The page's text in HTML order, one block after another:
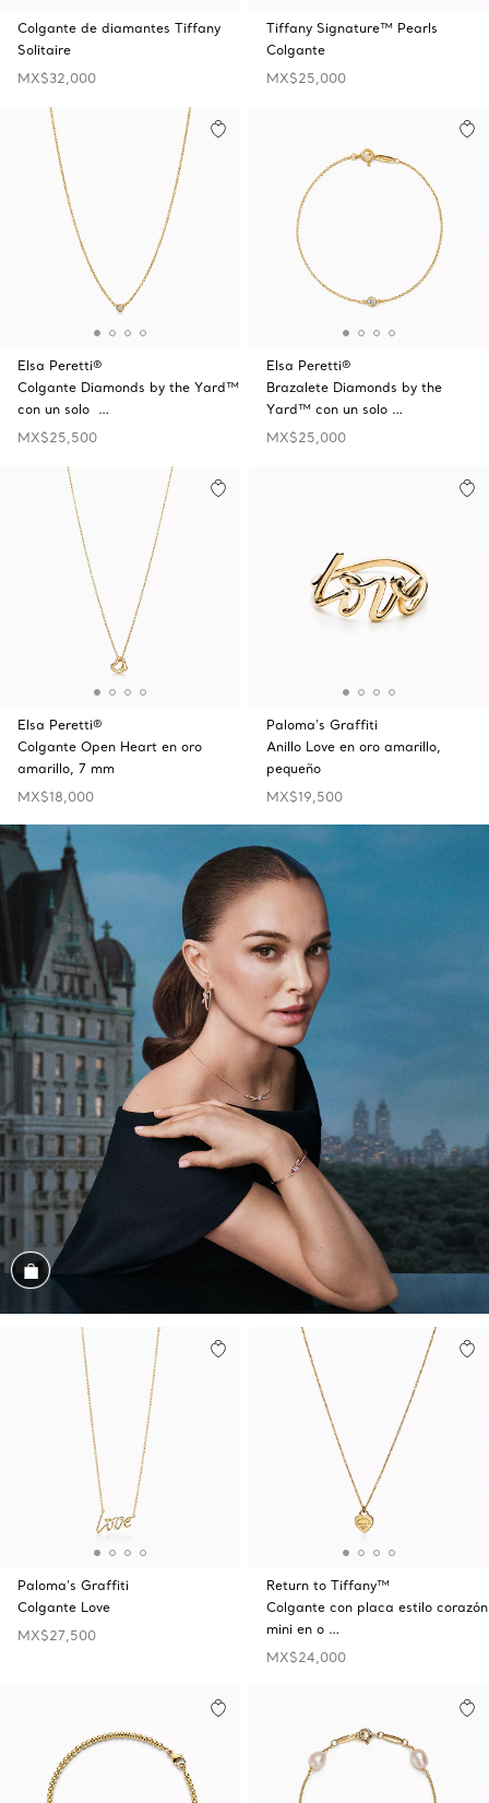
Colgante de diamantes Tiffany
Solitaire
MX$32,000
Tiffany Signature™ Pearls
Colgante
MX$25,000
Elsa Peretti®
Colgante Diamonds by the Yard™
con un solo …
MX$25,500
Elsa Peretti®
Brazalete Diamonds by the
Yard™ con un solo …
MX$25,000
Elsa Peretti®
Colgante Open Heart en oro
amarillo, 7 mm
MX$18,000
Paloma's Graffiti
Anillo Love en oro amarillo,
pequeño
MX$19,500
Conozca el look
Paloma’s Graffiti
Colgante Love
MX$27,500
Return to Tiffany™
Colgante con placa estilo corazón
mini en o …
MX$24,000